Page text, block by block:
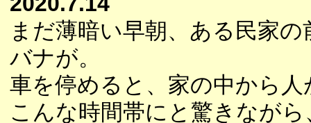
まだ薄暗い早朝、ある民家
バナが。
車を停めると、家の中から人
こんな時間帯にと驚きなが